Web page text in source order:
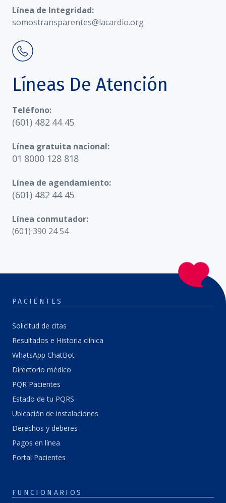
Línea de Integridad:
somostransparentes@lacardio.org
Líneas De Atención
Teléfono:
(601) 482 44 45
Línea gratuita nacional:
01 8000 128 818
Línea de agendamiento:
(601) 482 44 45
Línea conmutador:
(601) 390 24 54
PACIENTES
Solicitud de citas
Resultados e Historia clínica
WhatsApp ChatBot
Directorio médico
PQR Pacientes
Estado de tu PQRS
Ubicación de instalaciones
Derechos y deberes
Pagos en línea
Portal Pacientes
FUNCIONARIOS